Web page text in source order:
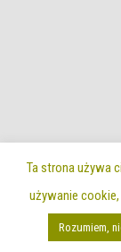
Ta strona używa
używanie
Rozumiem,